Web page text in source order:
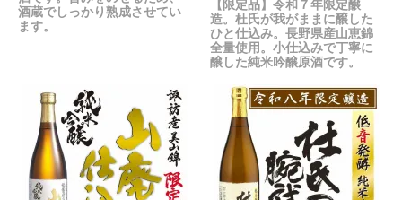
酒蔵でしっかり熟成させてい
ます。
【限定品】令和７年限定醸
造。杜氏が我がままに醸した
ひと仕込み。長野県産山恵錦
全量使用。小仕込みで丁寧に
醸した純米吟醸原酒です。